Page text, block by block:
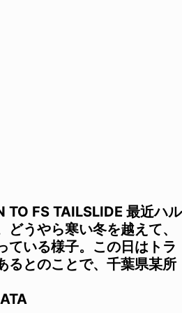
TO FS TAILSLIDE 最近ハル
うやら寒い冬を越えて、
ている様子。この日はトラ
るとのことで、千葉県某所